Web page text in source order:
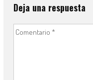
Deja una respuesta